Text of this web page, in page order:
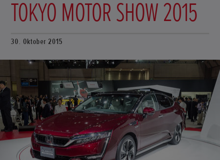
TOKYO MOTOR SHOW 2015
30. Oktober 2015